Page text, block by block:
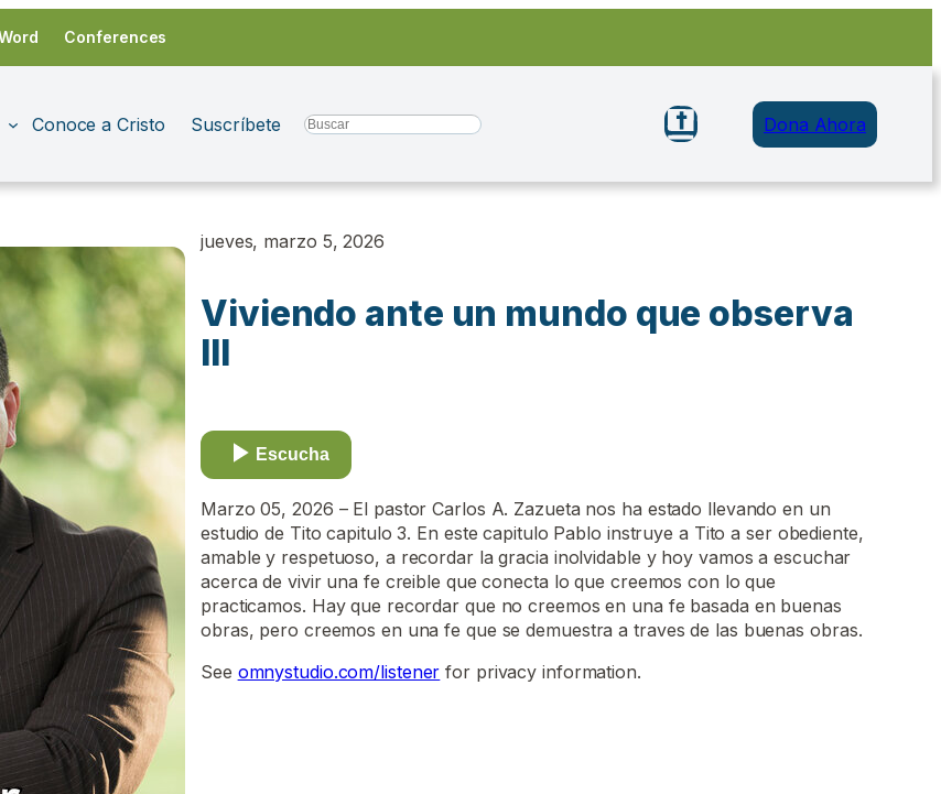
Conferences
Conoce a Cristo Suscríbete Search Dona Ahora
jueves, marzo 5, 2026
Viviendo ante un mundo que observa
III
Escucha
Marzo 05, 2026 – El pastor Carlos A. Zazueta nos ha estado llevando en un
estudio de Tito capitulo 3. En este capitulo Pablo instruye a Tito a ser obediente,
amable y respetuoso, a recordar la gracia inolvidable y hoy vamos a escuchar
acerca de vivir una fe creible que conecta lo que creemos con lo que
practicamos. Hay que recordar que no creemos en una fe basada en buenas
obras, pero creemos en una fe que se demuestra a traves de las buenas obras.
See omnystudio.com/listener for privacy information.